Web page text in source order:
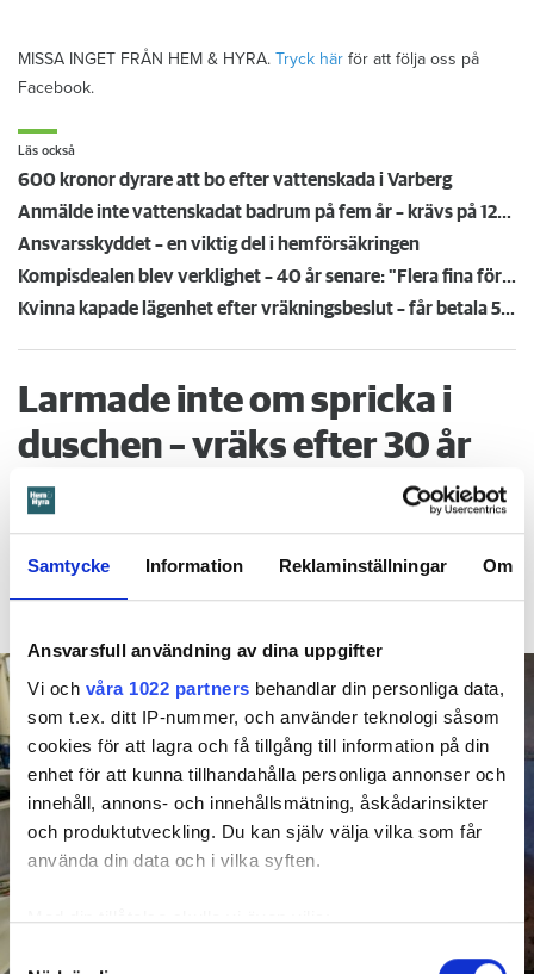
Samtycke Information Reklaminställningar Om
Ansvarsfull användning av dina uppgifter
Vi och våra 1022 partners behandlar din personliga data,
som t.ex. ditt IP-nummer, och använder teknologi såsom
cookies för att lagra och få tillgång till information på din
enhet för att kunna tillhandahålla personliga annonser och
innehåll, annons- och innehållsmätning, åskådarinsikter
och produktutveckling. Du kan själv välja vilka som får
använda din data och i vilka syften.
Med din tillåtelse skulle vi även vilja:
MISSA INGET FRÅN HEM & HYRA. Tryck här för att följa oss på
Facebook.
Läs också
600 kronor dyrare att bo efter vattenskada i Varberg
Anmälde inte vattenskadat badrum på fem år – krävs på 125 000 kronor
Ansvarsskyddet – en viktig del i hemförsäkringen
Kompisdealen blev verklighet – 40 år senare: "Flera fina fördelar med att dela bostad"
Kvinna kapade lägenhet efter vräkningsbeslut – får betala 50 000
Larmade inte om spricka i
duschen – vräks efter 30 år
4 AUGUSTI
Hyresgästen larmade inte om en spricka i
duschen som medförde en omfattande vattenskada. Nu